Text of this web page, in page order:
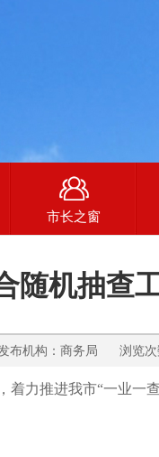
市长之窗
随机抽查
机构：商务局 浏览
，着力推进我市“一业一查